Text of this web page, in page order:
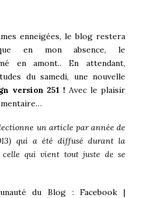
enneigées, le blog restera
en mon absence, le
en amont.. En attendant,
du samedi, une nouvelle
version 251 !Avec le plaisir
un article par année de
qui a été diffusé durant la
celle qui vient tout juste de se
du Blog :Facebook |